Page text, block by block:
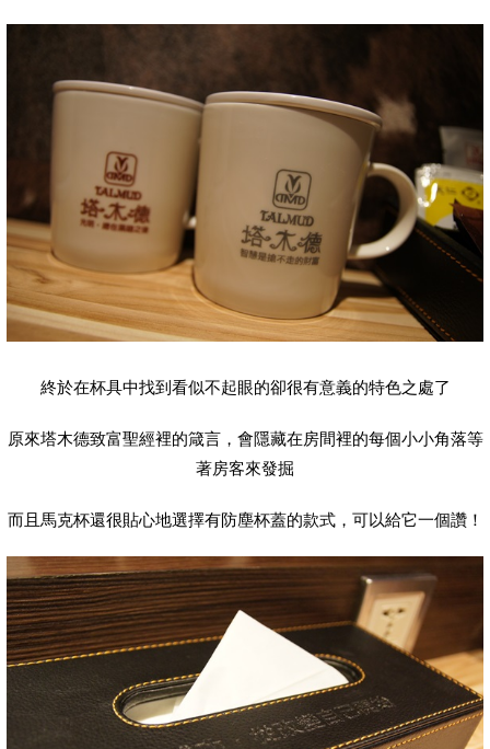
終於在杯具中找到看似不起眼的卻很有意義的特色之處了
原來塔木德致富聖經裡的箴言，會隱藏在房間裡的每個小小角落等
著房客來發掘
而且馬克杯還很貼心地選擇有防塵杯蓋的款式，可以給它一個讚！